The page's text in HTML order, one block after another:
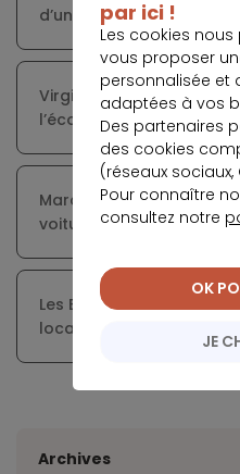
d’un projet immobilier
Virgin Money anticipe
l’économie au Royaume-
Marché automobile : les
voitures neuves en fort
Les Biens en Commun
location de petits
Archives
par ici !
Les cookies
vous proposer
personnalisée et
adaptées à vos
Des partenaires
des cookies
(réseaux sociaux,
Pour connaître
consultez notre
JE
OK